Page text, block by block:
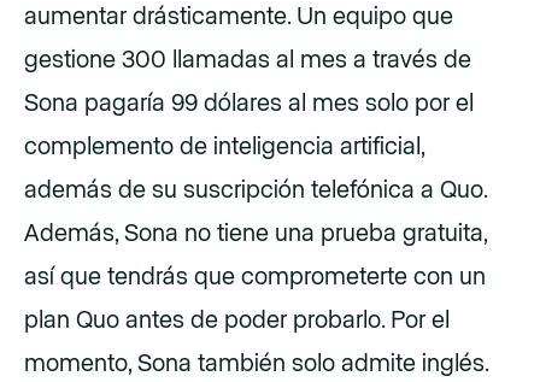
aumentar drásticamente. Un equipo que
gestione 300 llamadas al mes a través de
Sona pagaría 99 dólares al mes solo por el
complemento de inteligencia artificial,
además de su suscripción telefónica a Quo.
Además, Sona no tiene una prueba gratuita,
así que tendrás que comprometerte con un
plan Quo antes de poder probarlo. Por el
momento, Sona también solo admite inglés.